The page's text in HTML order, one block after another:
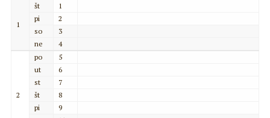
1
št
1
pi
2
so
3
ne
4
2
po
5
ut
6
st
7
št
8
pi
9